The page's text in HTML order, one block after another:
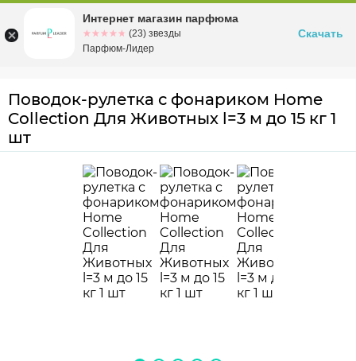
Омскул. Заозерная, 11, к. 1
Поводок-рулетка с фонариком Home
Collection Для Животных l=3 м до 15 кг 1
шт
Интернет магазин парфюма
☆☆☆☆☆
★★★★★ (23) звезды
Парфюм-Лидер
Скачать